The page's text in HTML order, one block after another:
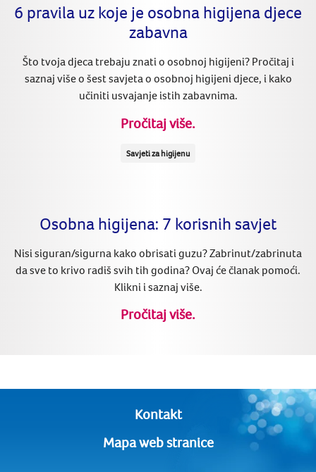
6 pravila uz koje je osobna higijena djece
zabavna
Što tvoja djeca trebaju znati o osobnoj higijeni? Pročitaj i
saznaj više o šest savjeta o osobnoj higijeni djece, i kako
učiniti usvajanje istih zabavnima.
Pročitaj više.
Savjeti za higijenu
Osobna higijena: 7 korisnih savjet
Nisi siguran/sigurna kako obrisati guzu? Zabrinut/zabrinuta
da sve to krivo radiš svih tih godina? Ovaj će članak pomoći.
Klikni i saznaj više.
Pročitaj više.
Kontakt
Mapa web stranice